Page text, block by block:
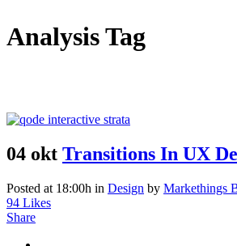
Analysis Tag
04 okt Transitions In UX
Posted at 18:00h in Design by Markethings
94 Likes
Share